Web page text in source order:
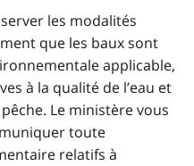
les modalités
que les baux sont
applicable,
à la qualité de l’eau et
Le ministère vous
toute
relatifs à